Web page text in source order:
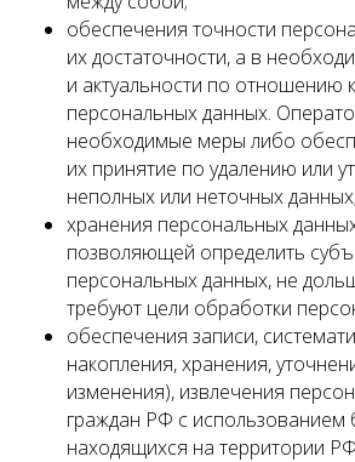
обеспечения точности
их достаточности, а в
и актуальности по отношению
персональных данных.
необходимые меры либо
их принятие по удалению или
неполных или неточных данных;
хранения персональных
позволяющей определить
персональных данных, не
требуют цели обработки
обеспечения записи,
накопления, хранения,
изменения), извлечения
граждан РФ с использованием
находящихся на территории